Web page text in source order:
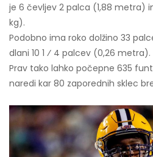
je 6 čevljev 2 palca (1,88 metra)
kg).
Podobno ima roko dolžino 33
dlani 10 +1 ⁄ 4 palcev (0,26 metra).
Prav tako lahko počepne 635
naredi kar 80 zaporednih sklec